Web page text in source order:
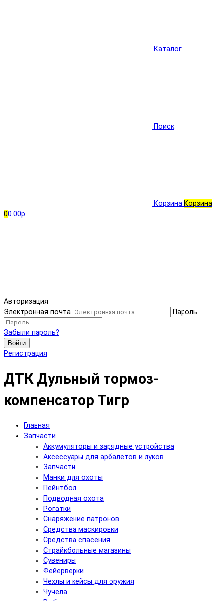
Каталог
Поиск
Корзина Корзина
00.00р.
Авторизация
Электронная почта
Пароль
Забыли пароль?
Войти
Регистрация
ДТК Дульный тормоз-
компенсатор Тигр
Главная
Запчасти
Аккумуляторы и зарядные устройства
Аксесcуары для арбалетов и луков
Запчасти
Манки для охоты
Пейнтбол
Подводная охота
Рогатки
Снаряжение патронов
Средства маскировки
Средства спасения
Страйкбольные магазины
Сувениры
Фейерверки
Чехлы и кейсы для оружия
Чучела